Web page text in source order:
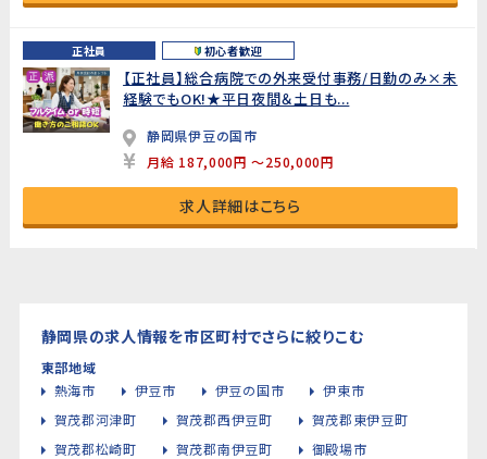
正社員 初心者歓迎
【正社員】総合病院での外来受付事務/日勤のみ×未
経験でもOK!★平日夜間＆土日も...
静岡県伊豆の国市
月給 187,000円 ～250,000円
求人詳細はこちら
静岡県の求人情報を市区町村でさらに絞りこむ
東部地域
熱海市
伊豆市 伊豆の国市
伊東市
賀茂郡河津町
賀茂郡西伊豆町
賀茂郡東伊豆町
賀茂郡松崎町
賀茂郡南伊豆町
御殿場市